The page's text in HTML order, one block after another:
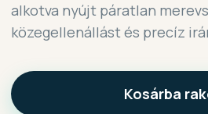
alkotva nyújt páratlan
közegellenállást és precíz
Kosárba